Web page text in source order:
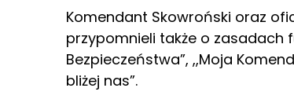
Komendant Skowroński oraz
przypomnieli także o zasadach
Bezpieczeństwa”, ,,Moja
bliżej nas”.